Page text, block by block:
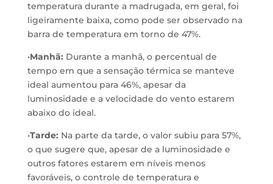
temperatura durante a madrugada, em geral, foi
ligeiramente baixa, como pode ser observado na
barra de temperatura em torno de 47%.
•Manhã: Durante a manhã, o percentual de
tempo em que a sensação térmica se manteve
ideal aumentou para 46%, apesar da
luminosidade e a velocidade do vento estarem
abaixo do ideal.
•Tarde: Na parte da tarde, o valor subiu para 57%,
o que sugere que, apesar de a luminosidade e
outros fatores estarem em níveis menos
favoráveis, o controle de temperatura e